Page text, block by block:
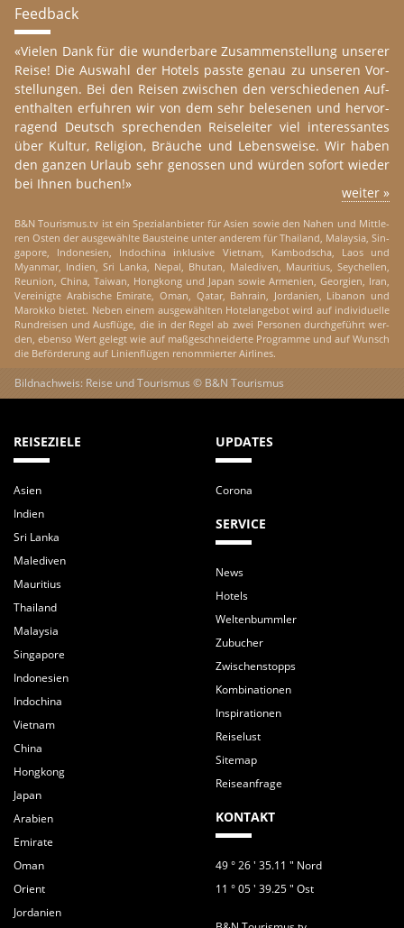
Feed­back
«Vie­len Dank für die wun­der­ba­re Zu­sam­men­stel­lung un­serer
Reise! Die Aus­wahl der Ho­tels pass­te genau zu un­se­ren Vor­
stel­lun­gen. Bei den Reis­en zwi­schen den ver­schie­de­nen Auf­
ent­hal­ten er­fuh­ren wir von dem sehr be­le­se­nen und her­vor­
ra­gend Deutsch sp­rech­en­den Reisel­ei­ter viel in­teres­s­an­tes
über Kul­tur, Re­li­gi­on, Bräu­che und Le­bensweise. Wir haben
den gan­zen Ur­laub sehr ge­nos­sen und wür­den so­fort wie­der
bei Ihnen bu­chen!»
wei­ter »
B&N Tou­ris­mus.tv ist ein Spe­zi­al­an­bi­e­ter für Asien sowie den Nahen und Mitt­le­
ren Osten der aus­g­e­w­ähl­te Bau­s­tei­ne unter an­de­rem für Thai­land, Ma­lay­sia, Sin­
ga­po­re, In­do­ne­si­en, In­do­chi­na in­klu­si­ve Viet­nam, Kam­bo­dscha, Laos und
Myanmar, In­di­en, Sri Lanka, Nepal, Bhu­tan, Ma­le­di­ven, Mau­ri­ti­us, Sey­chel­len,
Reu­ni­on, China, Tai­wan, Hong­kong und Japan sowie Ar­me­ni­en, Ge­or­gi­en, Iran,
Ver­ei­nig­te Ara­bi­sche Emira­te, Oman, Qatar, Bah­rain, Jor­dani­en, Li­ba­non und
Ma­rok­ko bi­e­tet. Neben einem aus­g­e­w­ähl­ten Ho­te­lan­ge­bot wird auf in­di­vi­du­el­le
Run­dreis­en und Aus­flü­ge, die in der Regel ab zwei Per­so­nen durch­ge­führt wer­
den, eben­so Wert ge­legt wie auf maß­geschnei­der­te Pro­gram­me und auf Wunsch
die Be­för­d­er­ung auf Li­ni­en­flü­gen re­nom­mier­ter Air­li­nes.
Bildnachweis: Reise und Tourismus © B&N Tourismus
REISEZIELE
Asien
Indien
Sri Lanka
Malediven
Mauritius
Thailand
Malaysia
Singapore
Indonesien
Indochina
Vietnam
China
Hongkong
Japan
Arabien
Emirate
Oman
Orient
Jordanien
UPDATES
Corona
SERVICE
News
Hotels
Weltenbummler
Zubucher
Zwischenstopps
Kombinationen
Inspirationen
Reiselust
Sitemap
Reiseanfrage
KONTAKT
49 ° 26 ' 35.11 " Nord
11 ° 05 ' 39.25 " Ost